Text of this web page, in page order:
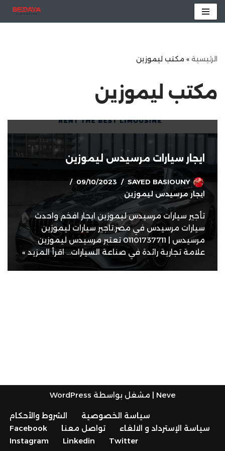
الرئيسية » مكتب ليموزين
مكتب ليموزين
ايجار سيارات مرسيدس ليموزين
SAYED BASIOUNY
09/10/2023
ايجار مرسيدس ليموزين
تأجير سيارات مرسيدس ليموزين ايجار افخم واحدث
سيارات مرسيدس في مصر.تاجير سيارات ليموزين
مرسيدس | 01101737711 تعتبر مرسيدس ليموزين
علامة تجارية رائدة في صناعة السيارات…اقرأ المزيد »
Neve | مشغل بواسطة WordPress
سياسة الخصوصية
الشروط والأحكام
سياسة الإسترداد و الالغاء
تواصل معنا
Facebook
Twitter
Linkedin
Instagram